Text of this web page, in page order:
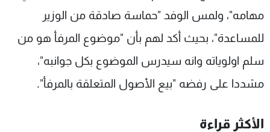
مهامه"، ولمس الوفد "حماسة صادقة من الوزير
للمساعدة"، بحيث أكد لهم بأن "موضوع المرفأ هو من
سلم اولوياته وانه سيدرس الموضوع بكل جوانبه"،
مشددا على رفضه "بيع الأصول المتعلقة بالمرفأ".
الأكثر قراءة